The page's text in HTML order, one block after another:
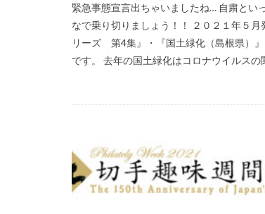
緊急事態宣言出ちゃいましたね… 自粛とい
なで乗り切りましょう！！ ２０２１年５
リーズ 第4集』・『国土緑化（島根県）
です。 去年の国土緑化はコロナウイルス